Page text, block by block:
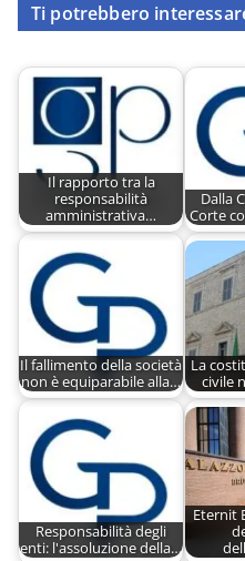
Ti potrebbero
Il rapporto tra la
responsabilità
amministrativa…
Dalla
Corte
Il fallimento della società
non è equiparabile alla…
La
civile
Responsabilità degli
enti: l'assoluzione della…
Eternit